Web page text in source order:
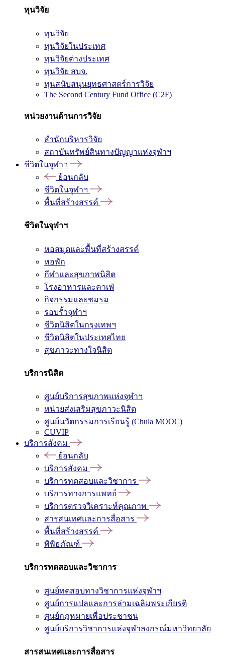
ทุนวิจัย
ทุนวิจัย
ทุนวิจัยในประเทศ
ทุนวิจัยต่างประเทศ
ทุนวิจัย สบจ.
ทุนสนับสนุนยุทธศาสตร์การวิจัย
The Second Century Fund Office (C2F)
หน่วยงานด้านการวิจัย
สำนักบริหารวิจัย
สถาบันทรัพย์สินทางปัญญาแห่งจุฬาฯ
ชีวิตในจุฬาฯ
ย้อนกลับ
ชีวิตในจุฬาฯ
พื้นที่สร้างสรรค์
ชีวิตในจุฬาฯ
หอสมุดและพื้นที่สร้างสรรค์
หอพัก
กีฬาและสุขภาพนิสิต
โรงอาหารและคาเฟ่
กิจกรรมและชมรม
รอบรั้วจุฬาฯ
ชีวิตนิสิตในกรุงเทพฯ
ชีวิตนิสิตในประเทศไทย
สุขภาวะทางใจนิสิต
บริการนิสิต
ศูนย์บริการสุขภาพแห่งจุฬาฯ
หน่วยส่งเสริมสุขภาวะนิสิต
ศูนย์นวัตกรรมการเรียนรู้ (Chula MOOC)
CUVIP
บริการสังคม
ย้อนกลับ
บริการสังคม
บริการทดสอบและวิชาการ
บริการทางการแพทย์
บริการตรวจวิเคราะห์คุณภาพ
สารสนเทศและการสื่อสาร
พื้นที่สร้างสรรค์
พิพิธภัณฑ์
บริการทดสอบและวิชาการ
ศูนย์ทดสอบทางวิชาการแห่งจุฬาฯ
ศูนย์การแปลและการล่ามเฉลิมพระเกียรติ
ศูนย์กฎหมายเพื่อประชาชน
ศูนย์บริการวิชาการแห่งจุฬาลงกรณ์มหาวิทยาลัย
สารสนเทศและการสื่อสาร